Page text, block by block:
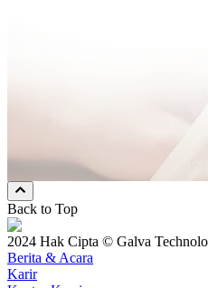
Back to Top
2024 Hak Cipta © Galva
Berita & Acara
Karir